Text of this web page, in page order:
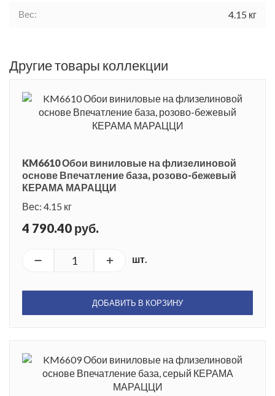
Вес: 4.15 кг
Другие товары коллекции
KM6610 Обои виниловые на флизелиновой
основе Впечатление база, розово-бежевый
КЕРАМА МАРАЦЦИ
Вес: 4.15 кг
4 790.40 руб.
шт.
ДОБАВИТЬ В КОРЗИНУ